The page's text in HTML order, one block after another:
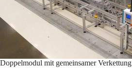
Doppelmodul mit gemeinsamer Verkettung